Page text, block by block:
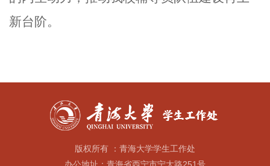
新台阶。
版权所有 ：青海大学学生工作处